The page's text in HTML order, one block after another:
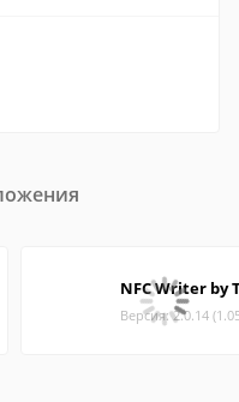
NFC Writer by
Версия: 2.0.14